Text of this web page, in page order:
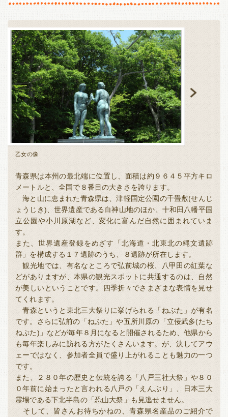
奈良 和歌山
中国・四国
鳥取 島根 岡山
山口 徳島 香川 愛媛
高知
九州・沖縄
福岡 佐賀 長崎
全国
全国本部の地域貢献活動
静岡 愛知 三重
近畿
滋賀 京都 大阪
奈良 和歌山
中国・四国
鳥取 島根 岡山
山口 徳島 香川
九州・沖縄
福岡 佐賀 長崎 熊本
大分 宮崎 鹿児島 沖縄
乙女の像
青森県は本州の最北端に位置し、面積は約９６４５平方キロ
メートルと、全国で８番目の大きさを誇ります。
海と山に恵まれた青森県は、津軽国定公園の千畳敷(せんじ
ょうじき)、世界遺産である白神山地のほか、十和田八幡平国
立公園や小川原湖など、変化に富んだ自然に囲まれていま
す。
また、世界遺産登録をめざす「北海道・北東北の縄文遺跡
群」を構成する１７遺跡のうち、８遺跡が所在します。
観光地では、有名なところで弘前城の桜、八甲田の紅葉な
どがありますが、本県の観光スポットに共通するのは、自然
が美しいということです。四季折々でさまざまな表情を見せ
てくれます。
青森というと東北三大祭りに挙げられる「ねぶた」が有名
です。さらに弘前の「ねぷた」や五所川原の「立佞武多(たち
ねぷた)」などが毎年８月になると開催されるため、他県から
も毎年楽しみに訪れる方がたくさんいます。が、決してアウ
ェーではなく、参加者全員で盛り上がれることも魅力の一つ
です。
また、２８０年の歴史と伝統を誇る「八戸三社大祭」や８０
０年前に始まったと言われる八戸の「えんぶり」、日本三大
霊場である下北半島の「恐山大祭」も見逃せません。
そして、皆さんお待ちかねの、青森県名産品のご紹介で